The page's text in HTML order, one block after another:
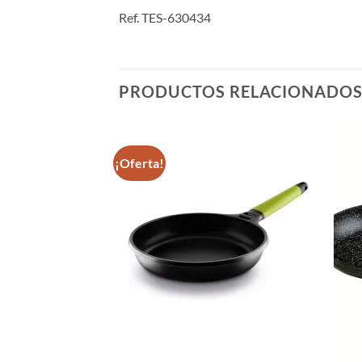
Ref. TES-630434
PRODUCTOS RELACIONADOS
¡Oferta!